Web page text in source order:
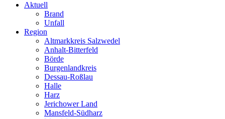
Aktuell
Brand
Unfall
Region
Altmarkkreis Salzwedel
Anhalt-Bitterfeld
Börde
Burgenlandkreis
Dessau-Roßlau
Halle
Harz
Jerichower Land
Mansfeld-Südharz